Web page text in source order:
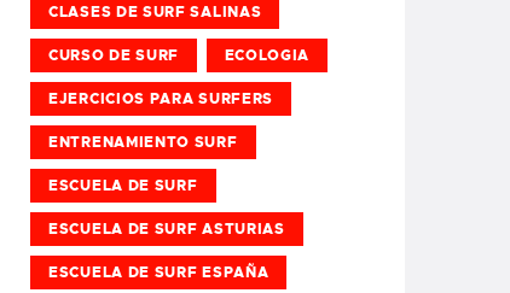
CLASES DE SURF SALINAS
CURSO DE SURF ECOLOGIA
EJERCICIOS PARA SURFERS
ENTRENAMIENTO SURF
ESCUELA DE SURF
ESCUELA DE SURF ASTURIAS
ESCUELA DE SURF ESPAÑA